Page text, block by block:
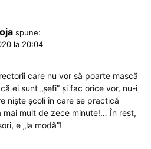
spune:
la 20:04
care nu vor să poarte mască
ei sunt „șefi” și fac orice vor, nu-i
niște școli în care se practică
mai mult de zece minute!… În rest,
e „la modă”!